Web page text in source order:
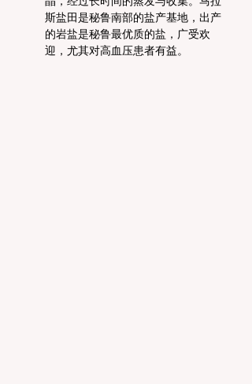
斯盐田是秘鲁南部的盐产基地，出产
的岩盐是秘鲁最优质的盐，广受欢
迎，尤其对高血压患者有益。